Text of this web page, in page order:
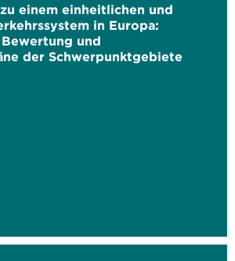
einem einheitlichen und
in Europa:
und
der Schwerpunktgebiete